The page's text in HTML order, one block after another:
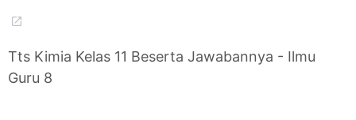
Tts Kimia Kelas 11 Beserta Jawabannya - Ilmu
Guru 8